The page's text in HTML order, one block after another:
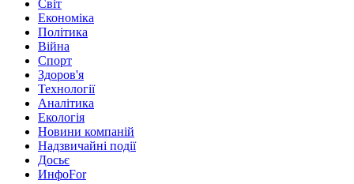
Світ
Економіка
Політика
Війна
Спорт
Здоров'я
Технології
Аналітика
Екологія
Новини компаній
Надзвичайні події
Досьє
ИнфоFor